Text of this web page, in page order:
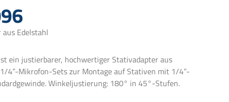
Edelstahl
ein justierbarer, hochwertiger Stativadapter aus
4”-Mikrofon-Sets zur Montage auf Stativen mit 1/4”-
Winkeljustierung: 180° in 45°-Stufen.